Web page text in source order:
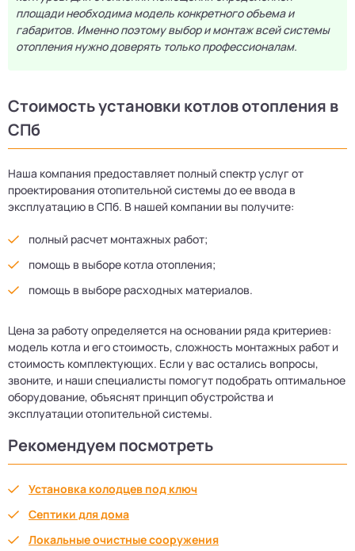
площади необходима модель конкретного объема и
габаритов. Именно поэтому выбор и монтаж всей системы
отопления нужно доверять только профессионалам.
Стоимость установки котлов отопления в
СПб
Наша компания предоставляет полный спектр услуг от
проектирования отопительной системы до ее ввода в
эксплуатацию в СПб. В нашей компании вы получите:
полный расчет монтажных работ;
помощь в выборе котла отопления;
помощь в выборе расходных материалов.
Цена за работу определяется на основании ряда критериев:
модель котла и его стоимость, сложность монтажных работ и
стоимость комплектующих. Если у вас остались вопросы,
звоните, и наши специалисты помогут подобрать оптимальное
оборудование, объяснят принцип обустройства и
эксплуатации отопительной системы.
Рекомендуем посмотреть
Установка колодцев под ключ
Септики для дома
Локальные очистные сооружения